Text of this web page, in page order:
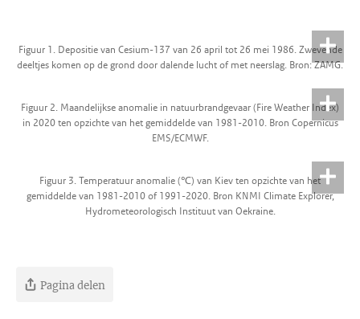
Figuur 1. Depositie van Cesium-137 van 26 april tot 26 mei 1986. Zwevende
deeltjes komen op de grond door dalende lucht of met neerslag. Bron: ZAMG.
Figuur 2. Maandelijkse anomalie in natuurbrandgevaar (Fire Weather Index)
in 2020 ten opzichte van het gemiddelde van 1981-2010. Bron Copernicus
EMS/ECMWF.
Figuur 3. Temperatuur anomalie (℃) van Kiev ten opzichte van het
gemiddelde van 1981-2010 of 1991-2020. Bron KNMI Climate Explorer,
Hydrometeorologisch Instituut van Oekraine.
Pagina delen